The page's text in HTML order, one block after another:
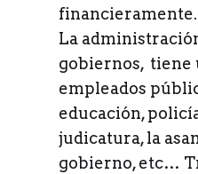
La
gobiernos, tiene
empleados
educación,
judicatura, la
gobierno, etc…